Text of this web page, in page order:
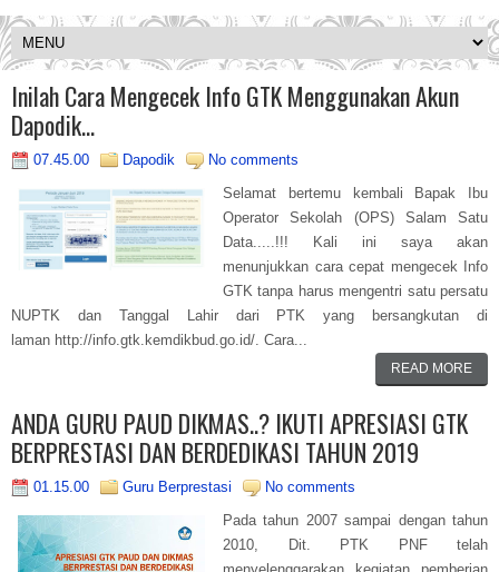
Inilah Cara Mengecek Info GTK Menggunakan Akun
Dapodik...
07.45.00 Dapodik
No comments
Selamat bertemu kembali Bapak Ibu
Operator Sekolah (OPS) Salam Satu
Data.....!!! Kali ini saya akan
menunjukkan cara cepat mengecek Info
GTK tanpa harus mengentri satu persatu
NUPTK dan Tanggal Lahir dari PTK yang bersangkutan di
laman http://info.gtk.kemdikbud.go.id/. Cara...
READ MORE
ANDA GURU PAUD DIKMAS..? IKUTI APRESIASI GTK
BERPRESTASI DAN BERDEDIKASI TAHUN 2019
01.15.00 Guru Berprestasi
No comments
Pada tahun 2007 sampai dengan tahun
2010, Dit. PTK PNF telah